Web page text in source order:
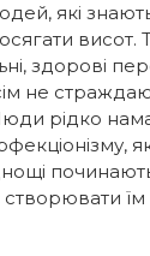
які
здорові
не
рідко
створювати